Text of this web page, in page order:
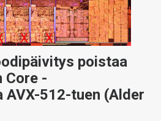
poistaa
Core -
512-tuen (Alder